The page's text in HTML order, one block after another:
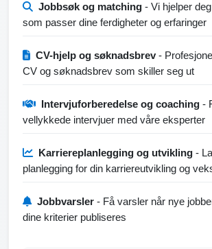
Jobbsøk og matching - Vi hjelper
som passer dine ferdigheter og erfaringer
CV-hjelp og søknadsbrev-
CV og søknadsbrev som skiller seg ut
Intervjuforberedelse og coaching -
vellykkede intervjuer med våre eksperter
Karriereplanlegging og utvikling -
planlegging for din karriereutvikling og
Jobbvarsler - Få varsler når nye
dine kriterier publiseres